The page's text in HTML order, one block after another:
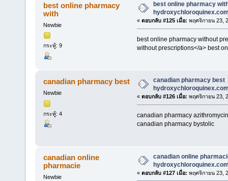
best online pharmacy
with
Newbie
กระทู้: 9
best online pharmacy
« ตอบกลับ #125 เมื่อ: พฤศจิกายน 23,
best online pharmacy without
without prescriptions</a> best
canadian pharmacy best
Newbie
กระทู้: 4
canadian pharmacy best
« ตอบกลับ #126 เมื่อ: พฤศจิกายน 23,
canadian pharmacy
canadian pharmacy bystolic
canadian online
pharmacie
Newbie
canadian online
« ตอบกลับ #127 เมื่อ: พฤศจิกายน 23,